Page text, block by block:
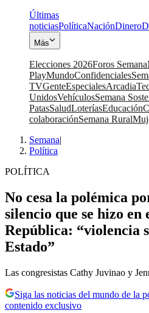
Últimas
noticiasPolíticaNaciónDinero
Más
Elecciones 2026Foros Semana
PlayMundoConfidenciales
TVGenteEspecialesArcadia
UnidosVehículosSemana
PatasSaludLoteríasEducación
colaboraciónSemana Rural
Semana|
Política
POLÍTICA
No cesa la polémica
silencio que se hizo en
República: “violencia
Estado”
Las congresistas Cathy Juvinao y
Siga las noticias del mundo de la
contenido exclusivo